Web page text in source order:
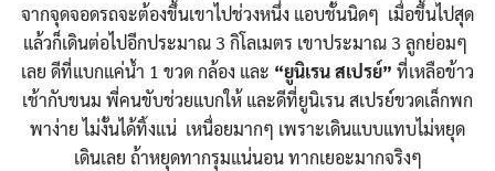
จากจุดจอดรถจะต้องขึ้นเขาไปช่วงหนึ่ง แอบชั้นนิดๆ เมื่อขึ้นไปสุด
แล้วก็เดินต่อไปอีกประมาณ 3 กิโลเมตร เขาประมาณ 3 ลูกย่อมๆ
เลย ดีที่แบกแค่น้ำ 1 ขวด กล้อง และ “ยูนิเรนสเปรย์” ที่เหลือข้าว
เช้ากับขนม พี่คนขับช่วยแบกให้ และดีที่ยูนิเรน สเปรย์ขวดเล็กพก
พาง่าย ไม่งั้นได้ทิ้งแน่ เหนื่อยมากๆ เพราะเดินแบบแทบไม่หยุด
เดินเลย ถ้าหยุดทากรุมแน่นอน ทากเยอะมากจริงๆ